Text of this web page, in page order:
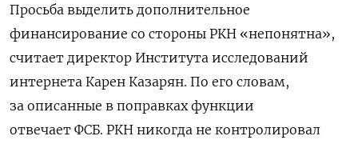
Просьба выделить дополнительное
финансирование со стороны РКН «непонятна»,
считает директор Института исследований
интернета Карен Казарян. По его словам,
за описанные в поправках функции
отвечает ФСБ. РКН никогда не контролировал